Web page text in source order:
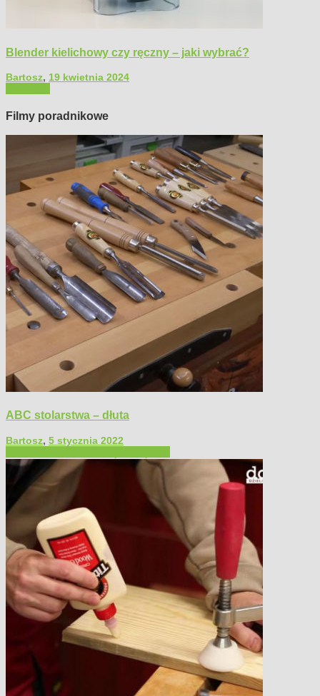
Blender kielichowy czy ręczny – jaki wybrać?
Bartosz, 19 kwietnia 2024
Filmy poradnikowe
ABC stolarstwa – dłuta
Bartosz, 5 stycznia 2022